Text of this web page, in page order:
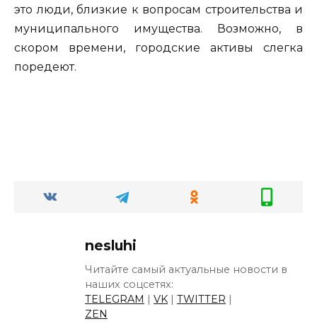
это люди, близкие к вопросам строительства и
муниципального имущества. Возможно, в
скором времени, городские активы слегка
поредеют.
nesluhi
Читайте самый актуальные новости в
наших соцсетях:
TELEGRAM
VK TWITTER
ZEN